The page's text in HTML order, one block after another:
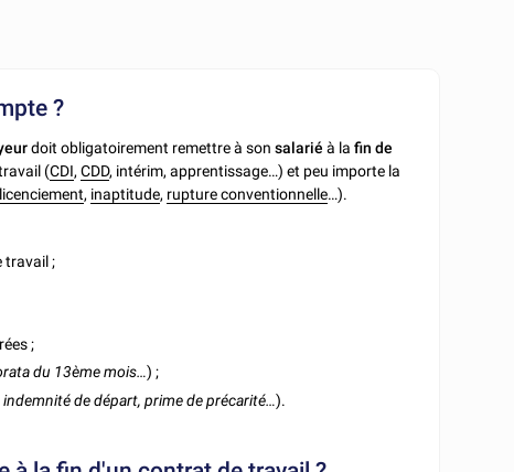
?
doit obligatoirement remettre à son salarié à lafin de
(CDI,CDD, intérim, apprentissage…) et peu importe la
licenciement, inaptitude, rupture conventionnelle…).
travail ;
;
du 13èmemois…) ;
indemnité de départ, prime de précarité…).